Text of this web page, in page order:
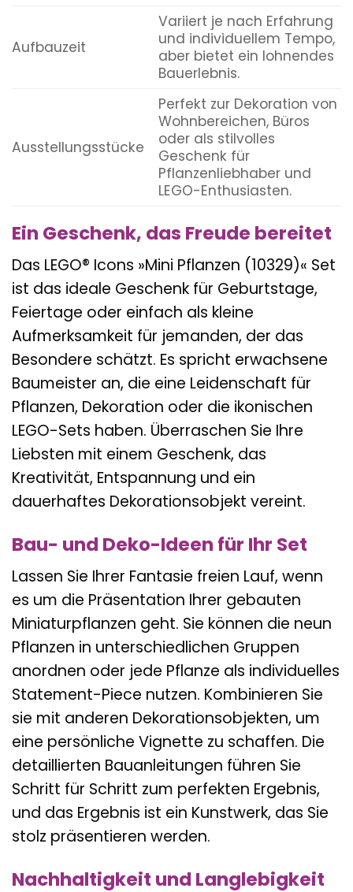
Aufbauzeit
Variiert je nach Erfahrung
und individuellem Tempo,
aber bietet ein lohnendes
Bauerlebnis.
Ausstellungsstücke
Perfekt zur Dekoration von
Wohnbereichen, Büros
oder als stilvolles
Geschenk für
Pflanzenliebhaber und
LEGO-Enthusiasten.
Ein Geschenk, das Freude bereitet
Das LEGO® Icons »Mini Pflanzen (10329)« Set
ist das ideale Geschenk für Geburtstage,
Feiertage oder einfach als kleine
Aufmerksamkeit für jemanden, der das
Besondere schätzt. Es spricht erwachsene
Baumeister an, die eine Leidenschaft für
Pflanzen, Dekoration oder die ikonischen
LEGO-Sets haben. Überraschen Sie Ihre
Liebsten mit einem Geschenk, das
Kreativität, Entspannung und ein
dauerhaftes Dekorationsobjekt vereint.
Bau- und Deko-Ideen für Ihr Set
Lassen Sie Ihrer Fantasie freien Lauf, wenn
es um die Präsentation Ihrer gebauten
Miniaturpflanzen geht. Sie können die neun
Pflanzen in unterschiedlichen Gruppen
anordnen oder jede Pflanze als individuelles
Statement-Piece nutzen. Kombinieren Sie
sie mit anderen Dekorationsobjekten, um
eine persönliche Vignette zu schaffen. Die
detaillierten Bauanleitungen führen Sie
Schritt für Schritt zum perfekten Ergebnis,
und das Ergebnis ist ein Kunstwerk, das Sie
stolz präsentieren werden.
Nachhaltigkeit und Langlebigkeit